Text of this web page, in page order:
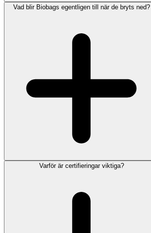
Vad blir Biobags egentligen till när de bryts ned?
Varför är certifieringar viktiga?